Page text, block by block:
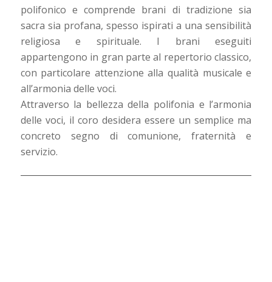
polifonico e comprende brani di tradizione sia
sacra sia profana, spesso ispirati a una sensibilità
religiosa e spirituale. I brani eseguiti
appartengono in gran parte al repertorio classico,
con particolare attenzione alla qualità musicale e
all’armonia delle voci.
Attraverso la bellezza della polifonia e l’armonia
delle voci, il coro desidera essere un semplice ma
concreto segno di comunione, fraternità e
servizio.